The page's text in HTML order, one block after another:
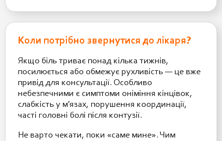
Коли потрібно звернутися до лікаря?
Якщо біль триває понад кілька тижнів,
посилюється або обмежує рухливість — це вже
привід для консультації. Особливо
небезпечними є симптоми оніміння кінцівок,
слабкість у м’язах, порушення координації,
часті головні болі після контузії.
Не варто чекати, поки «саме мине». Чим